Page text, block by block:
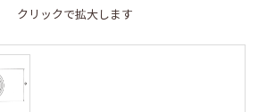
クリックで拡大します